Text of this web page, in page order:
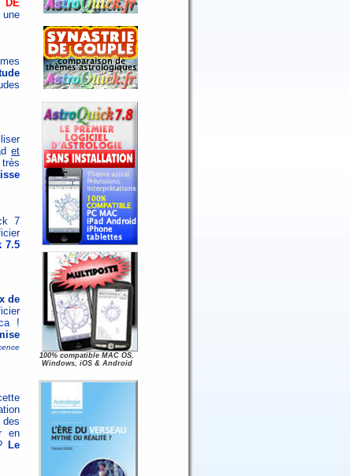
DE
et
7
7.5
de
!
en
Le
100% compatible MAC OS,
Windows, iOS & Android